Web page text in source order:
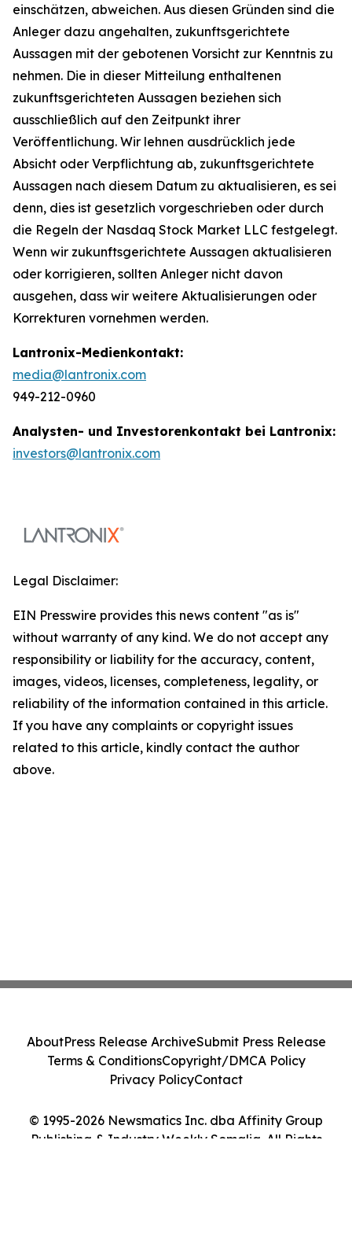
einschätzen, abweichen. Aus diesen Gründen sind die
Anleger dazu angehalten, zukunftsgerichtete
Aussagen mit der gebotenen Vorsicht zur Kenntnis zu
nehmen. Die in dieser Mitteilung enthaltenen
zukunftsgerichteten Aussagen beziehen sich
ausschließlich auf den Zeitpunkt ihrer
Veröffentlichung. Wir lehnen ausdrücklich jede
Absicht oder Verpflichtung ab, zukunftsgerichtete
Aussagen nach diesem Datum zu aktualisieren, es sei
denn, dies ist gesetzlich vorgeschrieben oder durch
die Regeln der Nasdaq Stock Market LLC festgelegt.
Wenn wir zukunftsgerichtete Aussagen aktualisieren
oder korrigieren, sollten Anleger nicht davon
ausgehen, dass wir weitere Aktualisierungen oder
Korrekturen vornehmen werden.
Lantronix-Medienkontakt:
media@lantronix.com
949-212-0960
Analysten- und Investorenkontakt bei Lantronix:
investors@lantronix.com
Legal Disclaimer:
EIN Presswire provides this news content "as is"
without warranty of any kind. We do not accept any
responsibility or liability for the accuracy, content,
images, videos, licenses, completeness, legality, or
reliability of the information contained in this article.
If you have any complaints or copyright issues
related to this article, kindly contact the author
above.
© 1995-2026 Newsmatics Inc. dba Affinity Group
Publishing & Industry Weekly Somalia. All Rights
AboutPress Release ArchiveSubmit Press Release
Terms & ConditionsCopyright/DMCA Policy
Privacy PolicyContact